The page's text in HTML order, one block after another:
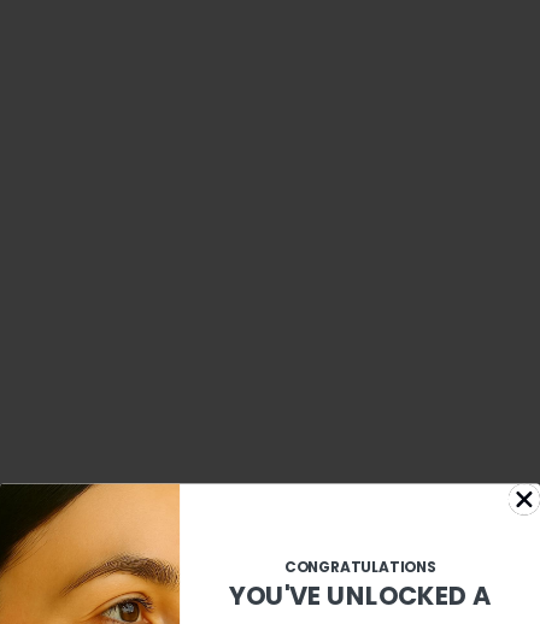
CONGRATULATIONS
YOU'VE UNLOCKED A
CONGRATULATIONS
YOU'VE UNLOCKED A